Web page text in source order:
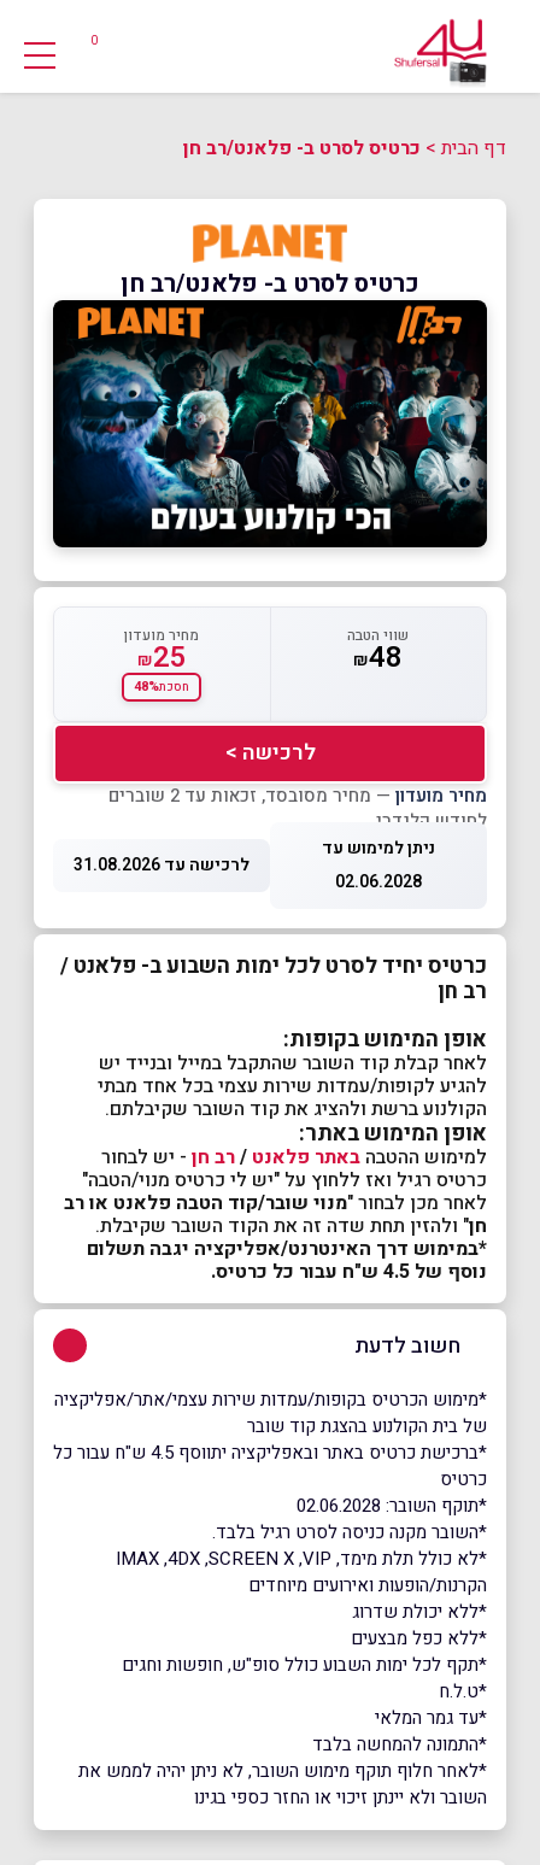
0
דף הבית> כרטיס לסרט ב- פלאנט/רב חן
כרטיס לסרט ב- פלאנט/רב חן
שווי הטבה
₪48
מחיר מועדון
₪25
חסכת48%
לרכישה >
מחיר מועדון
— מחיר מסובסד, זכאות עד 2 שוברים
לחודש קלנדרי
ניתן למימוש עד
02.06.2028
לרכישה עד 31.08.2026
כרטיס יחיד לסרט לכל ימות השבוע ב- פלאנט /
רב חן
אופן המימוש בקופות:
לאחר קבלת קוד השובר שהתקבל במייל ובנייד יש
להגיע לקופות/עמדות שירות עצמי בכל אחד מבתי
הקולנוע ברשת ולהציג את קוד השובר שקיבלתם.
אופן המימוש באתר:
למימוש ההטבה באתר פלאנט /רב חן - יש לבחור
כרטיס רגיל ואז ללחוץ על "יש לי כרטיס מנוי/הטבה"
לאחר מכן לבחור "מנוי שובר/קוד הטבה פלאנט או רב
חן" ולהזין תחת שדה זה את הקוד השובר שקיבלת.
*במימוש דרך האינטרנט/אפליקציה יגבה תשלום
נוסף של 4.5 ש"ח עבור כל כרטיס.
חשוב לדעת
*מימוש הכרטיס בקופות/עמדות שירות עצמי/אתר/אפליקציה
של בית הקולנוע בהצגת קוד שובר
*ברכישת כרטיס באתר ובאפליקציה יתווסף 4.5 ש"ח עבור כל
כרטיס
*תוקף השובר: 02.06.2028
*השובר מקנה כניסה לסרט רגיל בלבד.
*לא כולל תלת מימד, IMAX ,4DX ,SCREEN X ,VIP
הקרנות/הופעות ואירועים מיוחדים
*ללא יכולת שדרוג
*ללא כפל מבצעים
*תקף לכל ימות השבוע כולל סופ"ש, חופשות וחגים
*ט.ל.ח
*עד גמר המלאי
*התמונה להמחשה בלבד
*לאחר חלוף תוקף מימוש השובר, לא ניתן יהיה לממש את
השובר ולא יינתן זיכוי או החזר כספי בגינו